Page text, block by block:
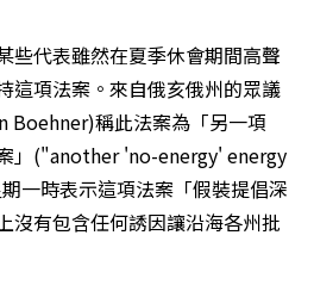
些代表雖然在夏季休會期間高聲
這項法案。來自俄亥俄州的眾議
Boehner)稱此法案為「另一項
」("another 'no-energy' energy
一時表示這項法案「假裝提倡深
沒有包含任何誘因讓沿海各州批